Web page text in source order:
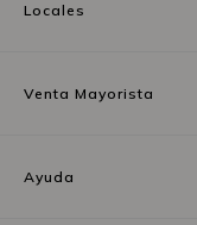
Locales
Venta Mayorista
Ayuda